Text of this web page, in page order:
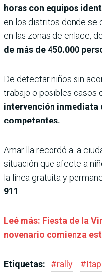
horas con equipos
en los distritos donde se
en las zonas de enlace,
de más de 450.000
De detectar niños sin
trabajo o posibles casos
intervención inmediata
competentes.
Amarilla recordó a la
situación que afecte a
la línea gratuita y
911
Leé más: Fiesta de la
novenario comienza
Etiquetas: #rally #